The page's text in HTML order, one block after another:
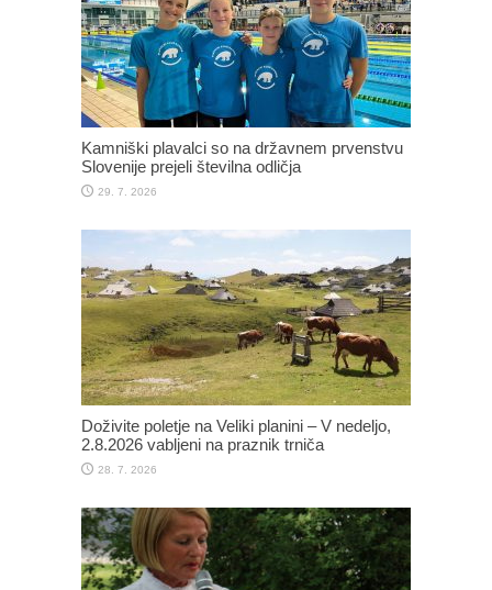
Kamniški plavalci so na državnem prvenstvu
Slovenije prejeli številna odličja
29. 7. 2026
Doživite poletje na Veliki planini – V nedeljo,
2.8.2026 vabljeni na praznik trniča
28. 7. 2026